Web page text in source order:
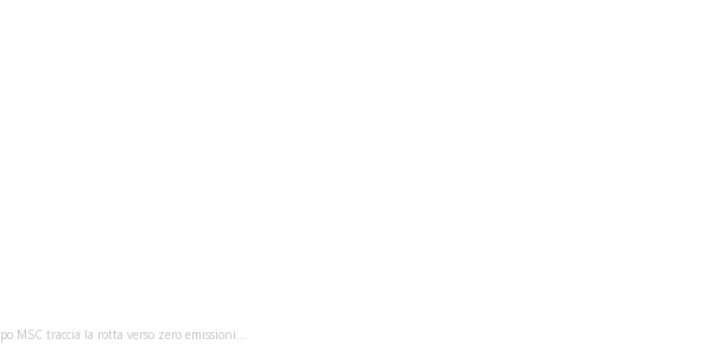
MSC traccia la rotta verso zero emissioni...